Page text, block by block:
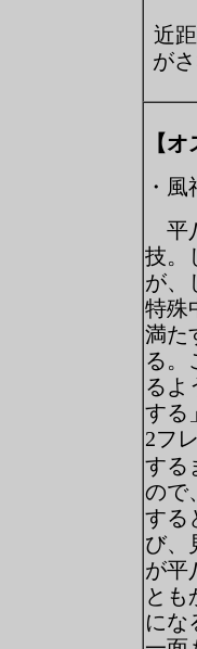
近
が
【
・風
平
技。
が、
特殊
満た
る。
るよ
する
2フ
する
ので
する
び、
が平
とも
にな